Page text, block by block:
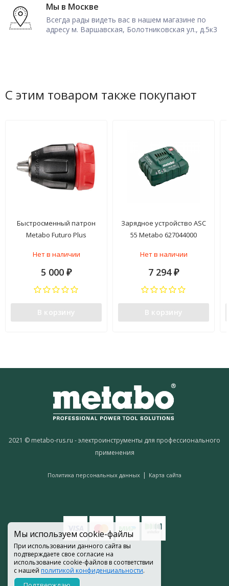
Мы используем cookie-файлы
При использовании данного сайта вы
подтверждаете свое согласие на
использование cookie-файлов в соответствии
с нашей политикой конфиденциальности.
Мы в Москве
Всегда рады видеть вас в нашем магазине по
адресу м. Варшавская, Болотниковская ул., д.5к3
С этим товаром также покупают
Быстросменный патрон
Metabo Futuro Plus
Нет в наличии
5 000 ₽
В корзину
Зарядное устройство ASC
55 Metabo 627044000
Нет в наличии
7 294 ₽
В корзину
2021 © metabo-rus.ru - электроинструменты для профессионального
применения
Политика персональных данных | Карта сайта